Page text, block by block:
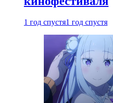
1 год спустя1 год спустя